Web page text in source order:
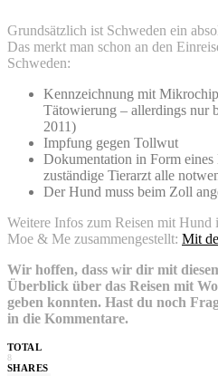
Grundsätzlich ist Schweden ein
Das merkt man schon an den
Schweden:
Kennzeichnung mit
Tätowierung – allerdings nur
2011)
Impfung gegen Tollwut
Dokumentation in Form eines
zuständige Tierarzt alle
Der Hund muss beim Zoll
Weitere Infos zum Reisen mit
Moe & Me zusammengestellt: Mit
Wir hoffen, dass wir dir mit
Überblick über das Reisen mit
geben konnten. Hast du noch
in die Kommentare.
TOTAL
8
SHARES